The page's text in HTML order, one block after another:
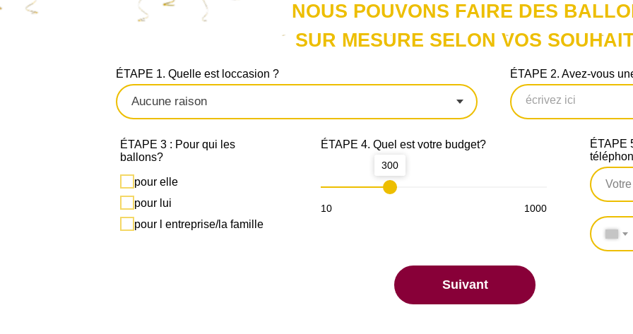
NOUS POUVONS FAIRE DES
SUR MESURE SELON VOS
ÉTAPE 1. Quelle est loccasion ? ÉTAPE 2. Avez-vous
ÉTAPE 3 : Pour qui les
ballons?
pour elle
pour lui
pour l entreprise/la famille
ÉTAPE 4. Quel est votre budget?
300
10 1000
ÉTAPE
Suivant